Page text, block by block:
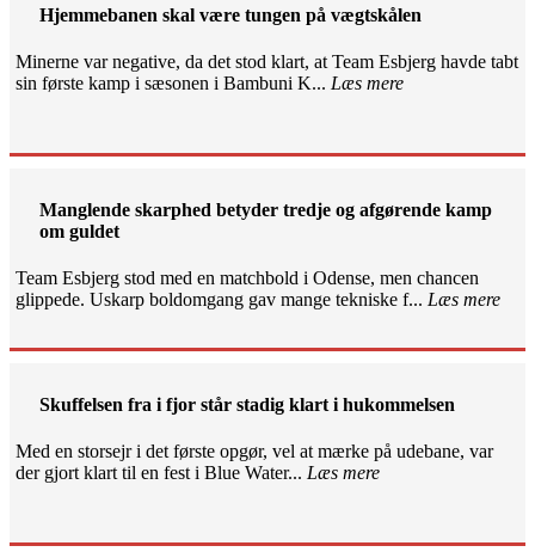
Hjemmebanen skal være tungen på vægtskålen
Minerne var negative, da det stod klart, at Team Esbjerg havde tabt
sin første kamp i sæsonen i Bambuni K... Læs mere
Manglende skarphed betyder tredje og afgørende kamp
om guldet
Team Esbjerg stod med en matchbold i Odense, men chancen
glippede. Uskarp boldomgang gav mange tekniske f... Læs mere
Skuffelsen fra i fjor står stadig klart i hukommelsen
Med en storsejr i det første opgør, vel at mærke på udebane, var
der gjort klart til en fest i Blue Water... Læs mere